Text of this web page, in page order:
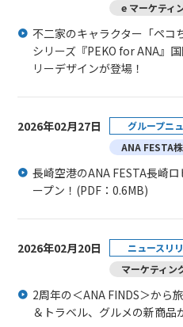
e マーケティ
不二家のキャラクター「ペコ
シリーズ『PEKO for ANA』
リーデザインが登場！
2026年02月27日
グループニ
ANA FESTA
長崎空港のANA FESTA長崎
ープン！ (PDF：0.6MB)
2026年02月20日
ニュースリ
マーケティン
2周年の＜ANA FINDS＞から
＆トラベル、グルメの新商品